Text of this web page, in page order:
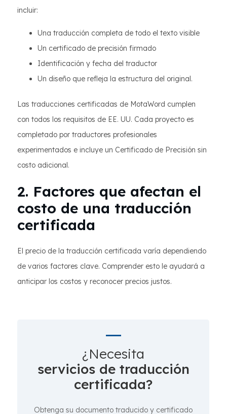
incluir:
Una traducción completa de todo el texto visible
Un certificado de precisión firmado
Identificación y fecha del traductor
Un diseño que refleja la estructura del original.
Las traducciones certificadas de MotaWord cumplen
con todos los requisitos de EE. UU. Cada proyecto es
completado por traductores profesionales
experimentados e incluye un Certificado de Precisión sin
costo adicional.
2. Factores que afectan el
costo de una traducción
certificada
El precio de la traducción certificada varía dependiendo
de varios factores clave. Comprender esto le ayudará a
anticipar los costos y reconocer precios justos.
¿Necesita
servicios de traducción
certificada?
Obtenga su documento traducido y certificado